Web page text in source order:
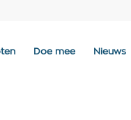
Doe mee Nieuws